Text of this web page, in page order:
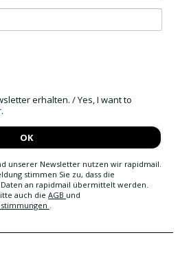
erhalten. / Yes, I want to
OK
unserer Newsletter nutzen wir rapidmail.
stimmen Sie zu, dass die
an rapidmail übermittelt werden.
auch die AGB und
.